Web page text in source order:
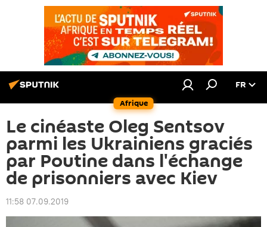
Afrique
FR
Le cinéaste Oleg Sentsov
parmi les Ukrainiens graciés
par Poutine dans l'échange
de prisonniers avec Kiev
11:58 07.09.2019